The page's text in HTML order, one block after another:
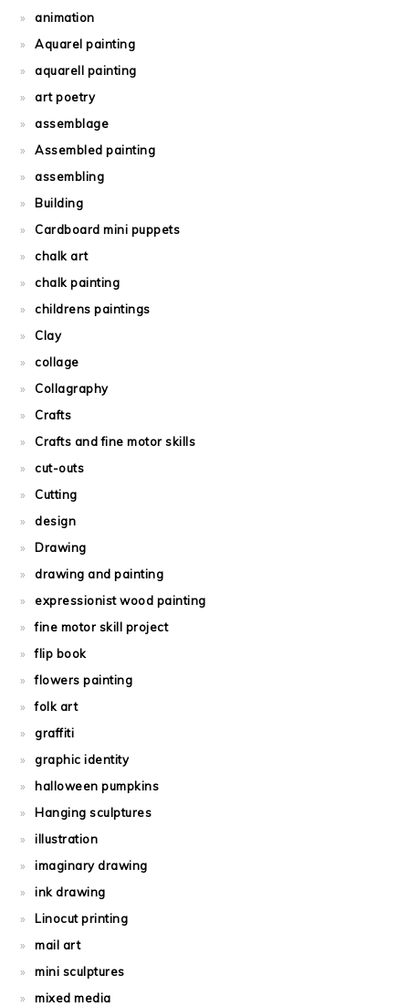
animation
Aquarel painting
aquarell painting
art poetry
assemblage
Assembled painting
assembling
Building
Cardboard mini puppets
chalk art
chalk painting
childrens paintings
Clay
collage
Collagraphy
Crafts
Crafts and fine motor skills
cut-outs
Cutting
design
Drawing
drawing and painting
expressionist wood painting
fine motor skill project
flip book
flowers painting
folk art
graffiti
graphic identity
halloween pumpkins
Hanging sculptures
illustration
imaginary drawing
ink drawing
Linocut printing
mail art
mini sculptures
mixed media